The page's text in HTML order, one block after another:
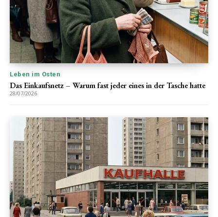
Leben im Osten
Das Einkaufsnetz – Warum fast jeder eines in der Tasche hatte
28/07/2026